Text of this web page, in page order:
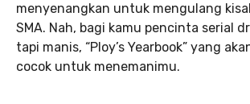
menyenangkan untuk mengulang
SMA. Nah, bagi kamu pencinta serial
tapi manis, “Ploy’s Yearbook” yang
cocok untuk menemanimu.